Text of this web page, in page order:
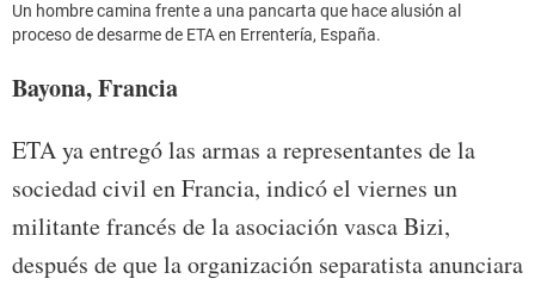
Un hombre camina frente a una pancarta que hace alusión al
proceso de desarme de ETA en Errentería, España.
Bayona, Francia
ETA ya entregó las armas a representantes de la
sociedad civil en Francia, indicó el viernes un
militante francés de la asociación vasca Bizi,
después de que la organización separatista anunciara